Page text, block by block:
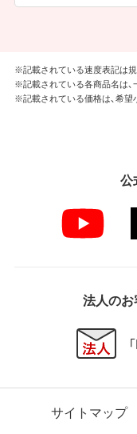
※記載されている速度表記は規
※記載されている各商品名は、
※記載されている価格は、希望
公
法人の
サイトマップ